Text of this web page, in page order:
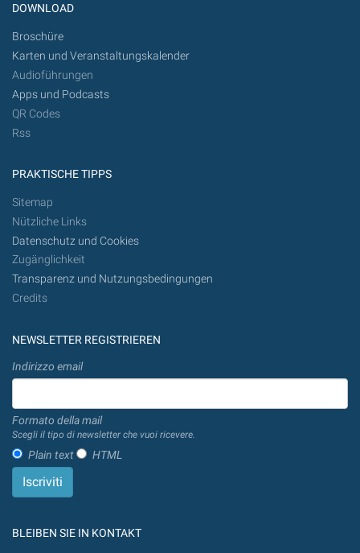
DOWNLOAD
Broschüre
Karten und Veranstaltungskalender
Audioführungen
Apps und Podcasts
QR Codes
Rss
PRAKTISCHE TIPPS
Sitemap
Nützliche Links
Datenschutz und Cookies
Zugänglichkeit
Transparenz und Nutzungsbedingungen
Credits
NEWSLETTER REGISTRIEREN
Indirizzo email
Formato della mail
Scegli il tipo di newsletter che vuoi ricevere.
Plain text HTML
BLEIBEN SIE IN KONTAKT